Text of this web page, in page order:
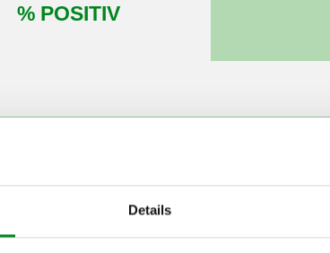
Details
% POSITIV
von bis kW